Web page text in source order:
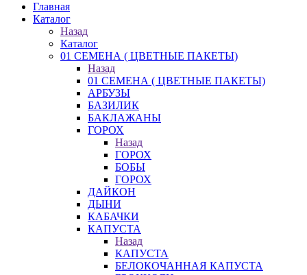
Главная
Каталог
Назад
Каталог
01 СЕМЕНА ( ЦВЕТНЫЕ ПАКЕТЫ)
Назад
01 СЕМЕНА ( ЦВЕТНЫЕ ПАКЕТЫ)
АРБУЗЫ
БАЗИЛИК
БАКЛАЖАНЫ
ГОРОХ
Назад
ГОРОХ
БОБЫ
ГОРОХ
ДАЙКОН
ДЫНИ
КАБАЧКИ
КАПУСТА
Назад
КАПУСТА
БЕЛОКОЧАННАЯ КАПУСТА